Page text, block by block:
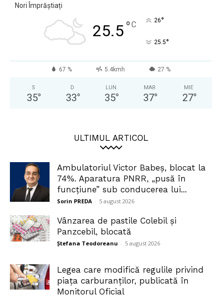
Nori Împrăștiați
25.5°C 26°
25.5°
67 % 5.4kmh 27 %
S
35°
D
33°
LUN
35°
MAR
37°
MIE
27°
ULTIMUL ARTICOL
Ambulatoriul Victor Babeș, blocat la
74%. Aparatura PNRR, „pusă în
funcțiune” sub conducerea lui...
Sorin PREDA - 5 august 2026
Vânzarea de pastile Colebil și
Panzcebil, blocată
Ștefana Teodoreanu - 5 august 2026
Legea care modifică regulile privind
piața carburanților, publicată în
Monitorul Oficial